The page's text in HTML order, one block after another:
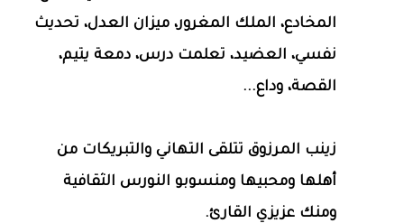
المخادع، الملك المغرور، ميزان العدل، تحديث
نفسي، العضيد، تعلمت درس، دمعة يتيم،
القصة، وداع...
زينب المرزوق تتلقى التهاني والتبريكات من
أهلها ومحبيها ومنسوبو النورس الثقافية
ومنك عزيزي القارئ.